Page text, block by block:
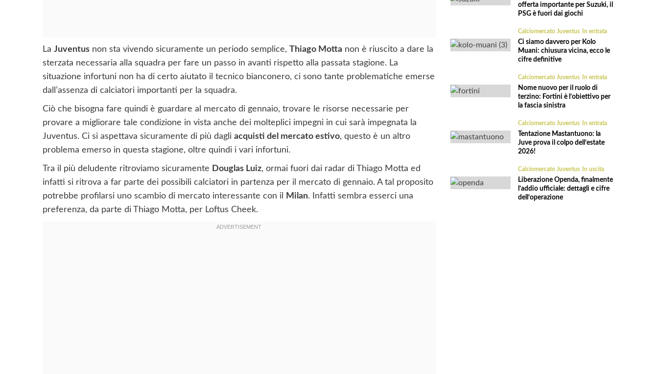
La Juventus non sta vivendo sicuramente un periodo semplice, Thiago Motta non è riuscito a dare la
sterzata necessaria alla squadra per fare un passo in avanti rispetto alla passata stagione. La
situazione infortuni non ha di certo aiutato il tecnico bianconero, ci sono tante problematiche emerse
dall’assenza di calciatori importanti per la squadra.
Ciò che bisogna fare quindi è guardare al mercato di gennaio, trovare le risorse necessarie per
provare a migliorare tale condizione in vista anche dei molteplici impegni in cui sarà impegnata la
Juventus. Ci si aspettava sicuramente di più dagli acquisti del mercato estivo, questo è un altro
problema emerso in questa stagione, oltre quindi i vari infortuni.
Tra il più deludente ritroviamo sicuramente Douglas Luiz, ormai fuori dai radar di Thiago Motta ed
infatti si ritrova a far parte dei possibili calciatori in partenza per il mercato di gennaio. A tal proposito
potrebbe profilarsi uno scambio di mercato interessante con il
Milan. Infatti sembra esserci una
preferenza, da parte di Thiago Motta, per Loftus Cheek.
offerta importante per Suzuki, il
PSG è fuori dai giochi
Calciomercato Juventus In entrata
Ci siamo davvero per Kolo
Muani: chiusura vicina, ecco le
cifre definitive
Calciomercato Juventus In entrata
Nome nuovo per il ruolo di
terzino: Fortini è l’obiettivo per
la fascia sinistra
Calciomercato Juventus In entrata
Tentazione Mastantuono: la
Juve prova il colpo dell’estate
2026!
Calciomercato Juventus In uscita
Liberazione Openda, finalmente
l’addio ufficiale: dettagli e cifre
dell’operazione